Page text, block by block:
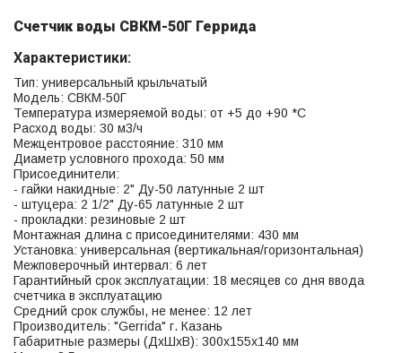
Счетчик воды СВКМ-50Г Геррида
Характеристики:
Тип: универсальный крыльчатый
Модель: СВКМ-50Г
Температура измеряемой воды: от +5 до +90 *С
Расход воды: 30 м3/ч
Межцентровое расстояние: 310 мм
Диаметр условного прохода: 50 мм
Присоединители:
- гайки накидные: 2" Ду-50 латунные 2 шт
- штуцера: 2 1/2" Ду-65 латунные 2 шт
- прокладки: резиновые 2 шт
Монтажная длина с присоединителями: 430 мм
Установка: универсальная (вертикальная/горизонтальная)
Межповерочный интервал: 6 лет
Гарантийный срок эксплуатации: 18 месяцев со дня ввода
счетчика в эксплуатацию
Средний срок службы, не менее: 12 лет
Производитель: "Gerrida" г. Казань
Габаритные размеры (ДхШхВ): 300х155х140 мм